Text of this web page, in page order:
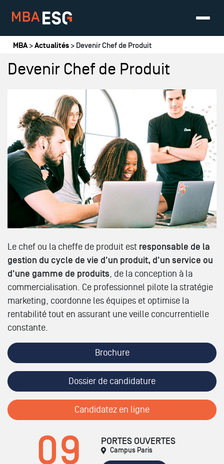
Vous êtes ici
MBA>Actualités > Devenir Chef de Produit
Devenir Chef de Produit
Le chef ou la cheffe de produit est responsable de la
gestion du cycle de vie d'un produit, d'un service ou
d'une gamme de produits, de la conception à la
commercialisation. Ce professionnel pilote la stratégie
marketing, coordonne les équipes et optimise la
rentabilité tout en assurant une veille concurrentielle
constante.
Brochure
Dossier de candidature
Candidatez en ligne
09 PORTES OUVERTES
Campus Paris